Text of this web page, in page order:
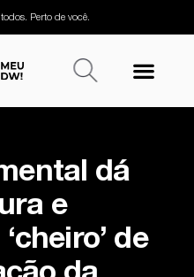
Perto de você.
dá
e
de